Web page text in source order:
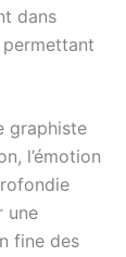
dans
permettant
graphiste
l’émotion
une
fine des